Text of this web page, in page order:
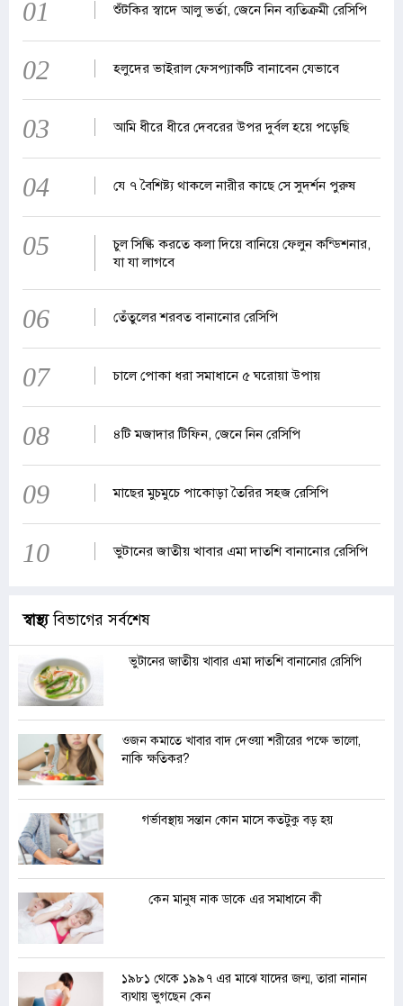
01 শুঁটকির স্বাদে আলু ভর্তা, জেনে নিন ব্যতিক্রমী রেসিপি
02 হলুদের ভাইরাল ফেসপ্যাকটি বানাবেন যেভাবে
03 আমি ধীরে ধীরে দেবরের উপর দুর্বল হয়ে পড়েছি
04 যে ৭ বৈশিষ্ট্য থাকলে নারীর কাছে সে সুদর্শন পুরুষ
05
চুল সিল্কি করতে কলা দিয়ে বানিয়ে ফেলুন কন্ডিশনার,
যা যা লাগবে
06 তেঁতুলের শরবত বানানোর রেসিপি
07 চালে পোকা ধরা সমাধানে ৫ ঘরোয়া উপায়
08 ৪টি মজাদার টিফিন, জেনে নিন রেসিপি
09 মাছের মুচমুচে পাকোড়া তৈরির সহজ রেসিপি
10 ভুটানের জাতীয় খাবার এমা দাতশি বানানোর রেসিপি
স্বাস্থ্যবিভাগের সর্বশেষ
ভুটানের জাতীয় খাবার এমা দাতশি বানানোর রেসিপি
ওজন কমাতে খাবার বাদ দেওয়া শরীরের পক্ষে ভালো,
নাকি ক্ষতিকর?
গর্ভাবস্থায় সন্তান কোন মাসে কতটুকু বড় হয়
কেন মানুষ নাক ডাকে এর সমাধানে কী
১৯৮১ থেকে ১৯৯৭ এর মাঝে যাদের জন্ম, তারা নানান
ব্যথায় ভুগছেন কেন